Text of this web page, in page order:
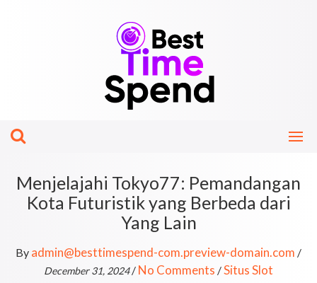
Menjelajahi Tokyo77: Pemandangan
Kota Futuristik yang Berbeda dari
Yang Lain
By admin@besttimespend-com.preview-domain.com /
December 31, 2024/ No Comments /Situs Slot